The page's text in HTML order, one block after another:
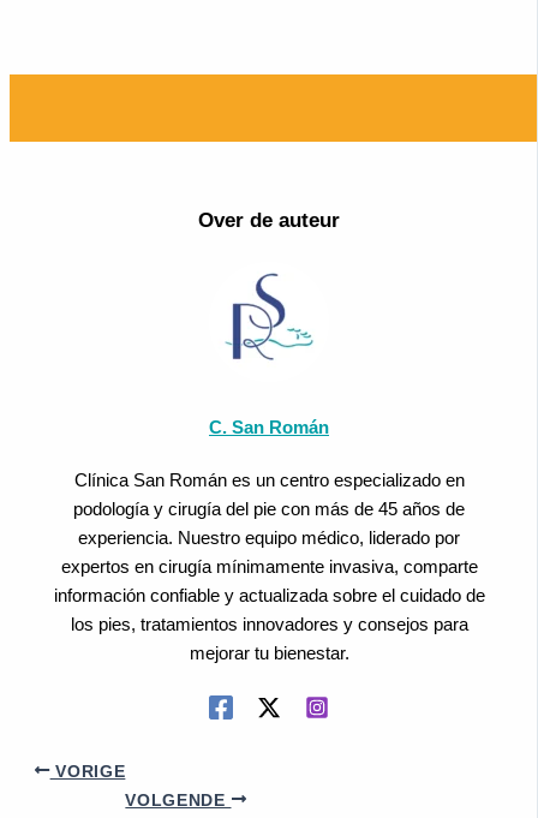
Over de auteur
C. San Román
Clínica San Román es un centro especializado en
podología y cirugía del pie con más de 45 años de
experiencia. Nuestro equipo médico, liderado por
expertos en cirugía mínimamente invasiva, comparte
información confiable y actualizada sobre el cuidado de
los pies, tratamientos innovadores y consejos para
mejorar tu bienestar.
VORIGE
VOLGENDE